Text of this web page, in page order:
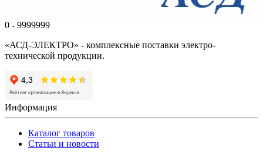
0 - 9999999
«АСД-ЭЛЕКТРО» - комплексные поставки электро-
технической продукции.
Информация
Каталог товаров
Статьи и новости